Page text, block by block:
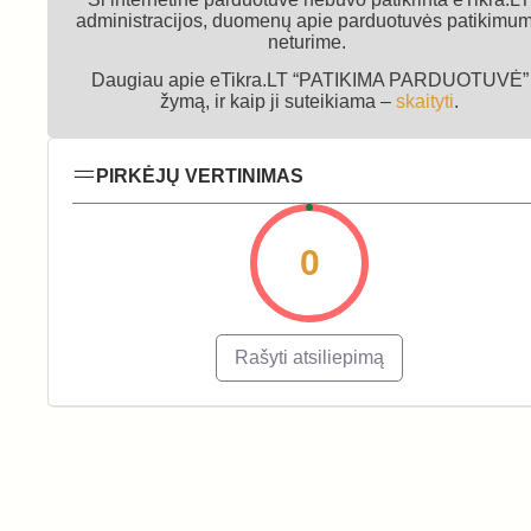
administracijos, duomenų apie parduotuvės
neturime.
Daugiau apie eTikra.LT “PATIKIMA PARDUOTUVĖ”
žymą, ir kaip ji suteikiama – skaityti.
PIRKĖJŲ VERTINIMAS
0
Rašyti atsiliepimą